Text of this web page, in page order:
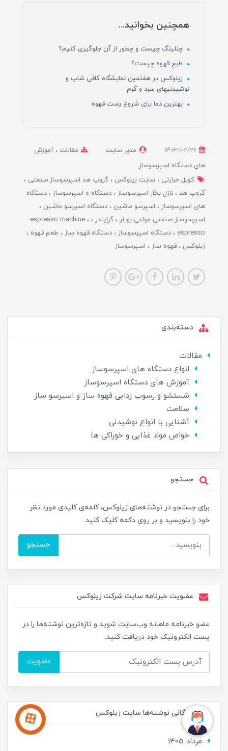
همچنین بخوانید...
چنلینگ چیست و چطور از آن جلوگیری کنیم؟
طبع قهوه چیست؟
زیلوکس در هفتمین نمایشگاه کافی شاپ و
نوشیدنیهای سرد و گرم
بهترین دما برای شروع رست قهوه
مدیر سایت مقالات
آموزش
های دستگاه اسپرسوساز
کویل حرارتی
سایت زیلوکس
گروپ هد اسپرسوساز صنعتی
گروپ هد
نازل بخار اسپرسوساز دستگاه ه اسپرسوساز
دستگاه
های اسپرسوساز
اسپرسو ماشین
دستگاه اسپرسو ماشین
اسپرسوساز صنعتی مولتی بویلر
گرایندر
espresso machine
espresso
دستگاه اسپرسوساز دستگاه قهوه ساز
طعم قهوه
زیلوکس
قهوه ساز اسپرسوساز
دسته‌بندی
مقالات
انواع دستگاه های اسپرسوساز
آموزش های دستگاه اسپرسوساز
شستشو و رسوب زدایی قهوه ساز و اسپرسو ساز
سلامت
آشنایی با انواع نوشیدنی
خواص مواد غذایی و خوراکی ها
جستجو
برای جستجو در نوشته‌های زیلوکس، کلمه‌ی کلیدی مورد نظر
خود را بنویسید و بر روی دکمه کلیک کنید.
جستجو
عضویت خبرنامه سایت شرکت زیلوکس
عضو خبرنامه ماهانه وب‌سایت شوید و تازه‌ترین نوشته‌ها را در
پست الکترونیک خود دریافت کنید.
عضویت
بایگانی نوشته‌ها سایت زیلوکس
مرداد 1405